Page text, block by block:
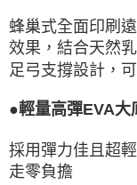
蜂巢式全面印刷
效果，結合天然
足弓支撐設計，
●輕量高彈EVA大
採用彈力佳且超
走零負擔